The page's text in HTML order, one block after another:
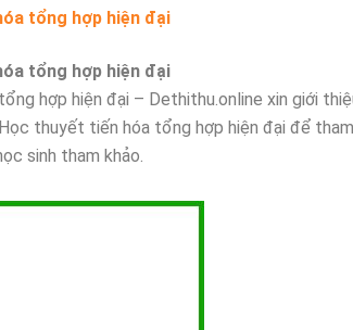
tổng hợp hiện đại
tổng hợp hiện đại
hợp hiện đại – Dethithu.online xin giới
thuyết tiến hóa tổng hợp hiện đại để
sinh tham khảo.